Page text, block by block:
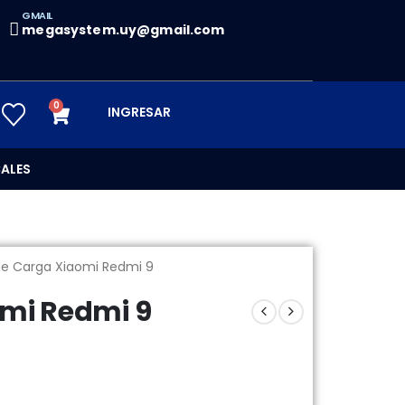
GMAIL
megasystem.uy@gmail.com
0 INGRESAR
Carga Xiaomi Redmi 9
Redmi 9